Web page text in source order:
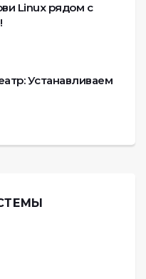
Linux рядом с
Устанавливаем